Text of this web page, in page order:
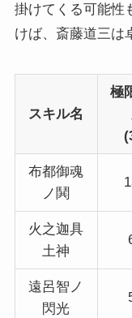
掛けてくる可能性
けば、斎藤道三は
スキル名
極
布都御魂
ノ鬨
火之迦具
土神
遠呂智ノ
閃光